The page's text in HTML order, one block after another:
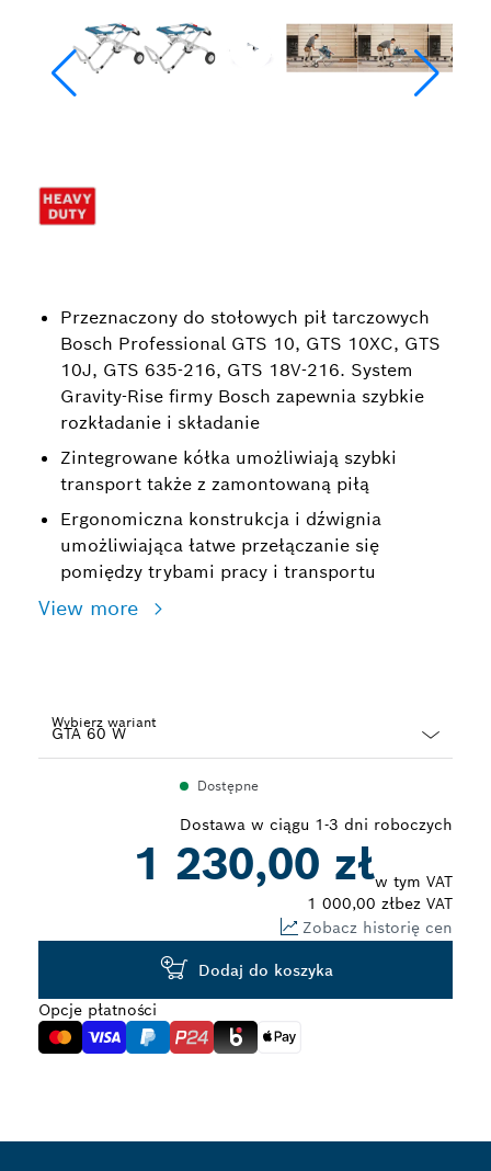
Przeznaczony do stołowych pił tarczowych
Bosch Professional GTS 10, GTS 10XC, GTS
10J, GTS 635-216, GTS 18V-216. System
Gravity-Rise firmy Bosch zapewnia szybkie
rozkładanie i składanie
Zintegrowane kółka umożliwiają szybki
transport także z zamontowaną piłą
Ergonomiczna konstrukcja i dźwignia
umożliwiająca łatwe przełączanie się
pomiędzy trybami pracy i transportu
View more
Wybierz wariant
Dostępne
Dostawa w ciągu 1-3 dni roboczych
1 230,00 złw tym VAT
1 000,00 złbez VAT
Zobacz historię cen
Dodaj do koszyka
Opcje płatności